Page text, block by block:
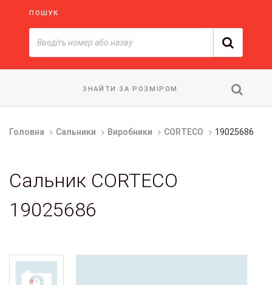
ПОШУК
ЗНАЙТИ ЗА РОЗМІРОМ
Головна Сальники Виробники CORTECO 19025686
Сальник CORTECO
19025686